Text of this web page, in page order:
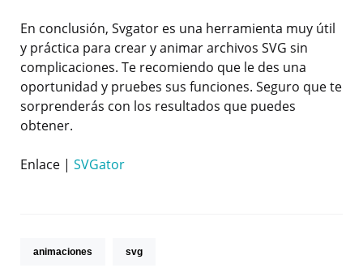
En conclusión, Svgator es una herramienta muy útil
y práctica para crear y animar archivos SVG sin
complicaciones. Te recomiendo que le des una
oportunidad y pruebes sus funciones. Seguro que te
sorprenderás con los resultados que puedes
obtener.
Enlace | SVGator
animaciones svg